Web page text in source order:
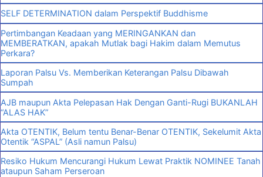
SELF DETERMINATION dalam Perspektif Buddhisme
Pertimbangan Keadaan yang MERINGANKAN dan
MEMBERATKAN, apakah Mutlak bagi Hakim dalam Memutus
Perkara?
Laporan Palsu Vs. Memberikan Keterangan Palsu Dibawah
Sumpah
AJB maupun Akta Pelepasan Hak Dengan Ganti-Rugi BUKANLAH
“ALAS HAK”
Akta OTENTIK, Belum tentu Benar-Benar OTENTIK, Sekelumit Akta
Otentik “ASPAL” (Asli namun Palsu)
Resiko Hukum Mencurangi Hukum Lewat Praktik NOMINEE Tanah
ataupun Saham Perseroan